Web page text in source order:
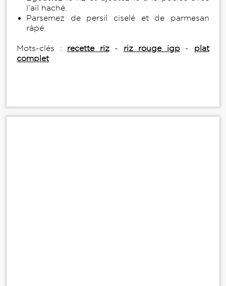
l’ail haché.
Parsemez de persil ciselé et de parmesan
râpé.
Mots-clés : recette riz- riz rouge igp- plat
complet